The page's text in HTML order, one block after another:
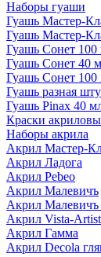
Наборы гуаши
Гуашь Мастер-
Гуашь Мастер-
Гуашь Сонет 100
Гуашь Сонет 40
Гуашь Сонет 100
Гуашь разная
Гуашь Pinax 40
Краски
Наборы акрила
Акрил Мастер-
Акрил Ладога
Акрил Pebeo
Акрил Малевичъ
Акрил Малевичъ
Акрил Vista-
Акрил Гамма
Акрил Decola